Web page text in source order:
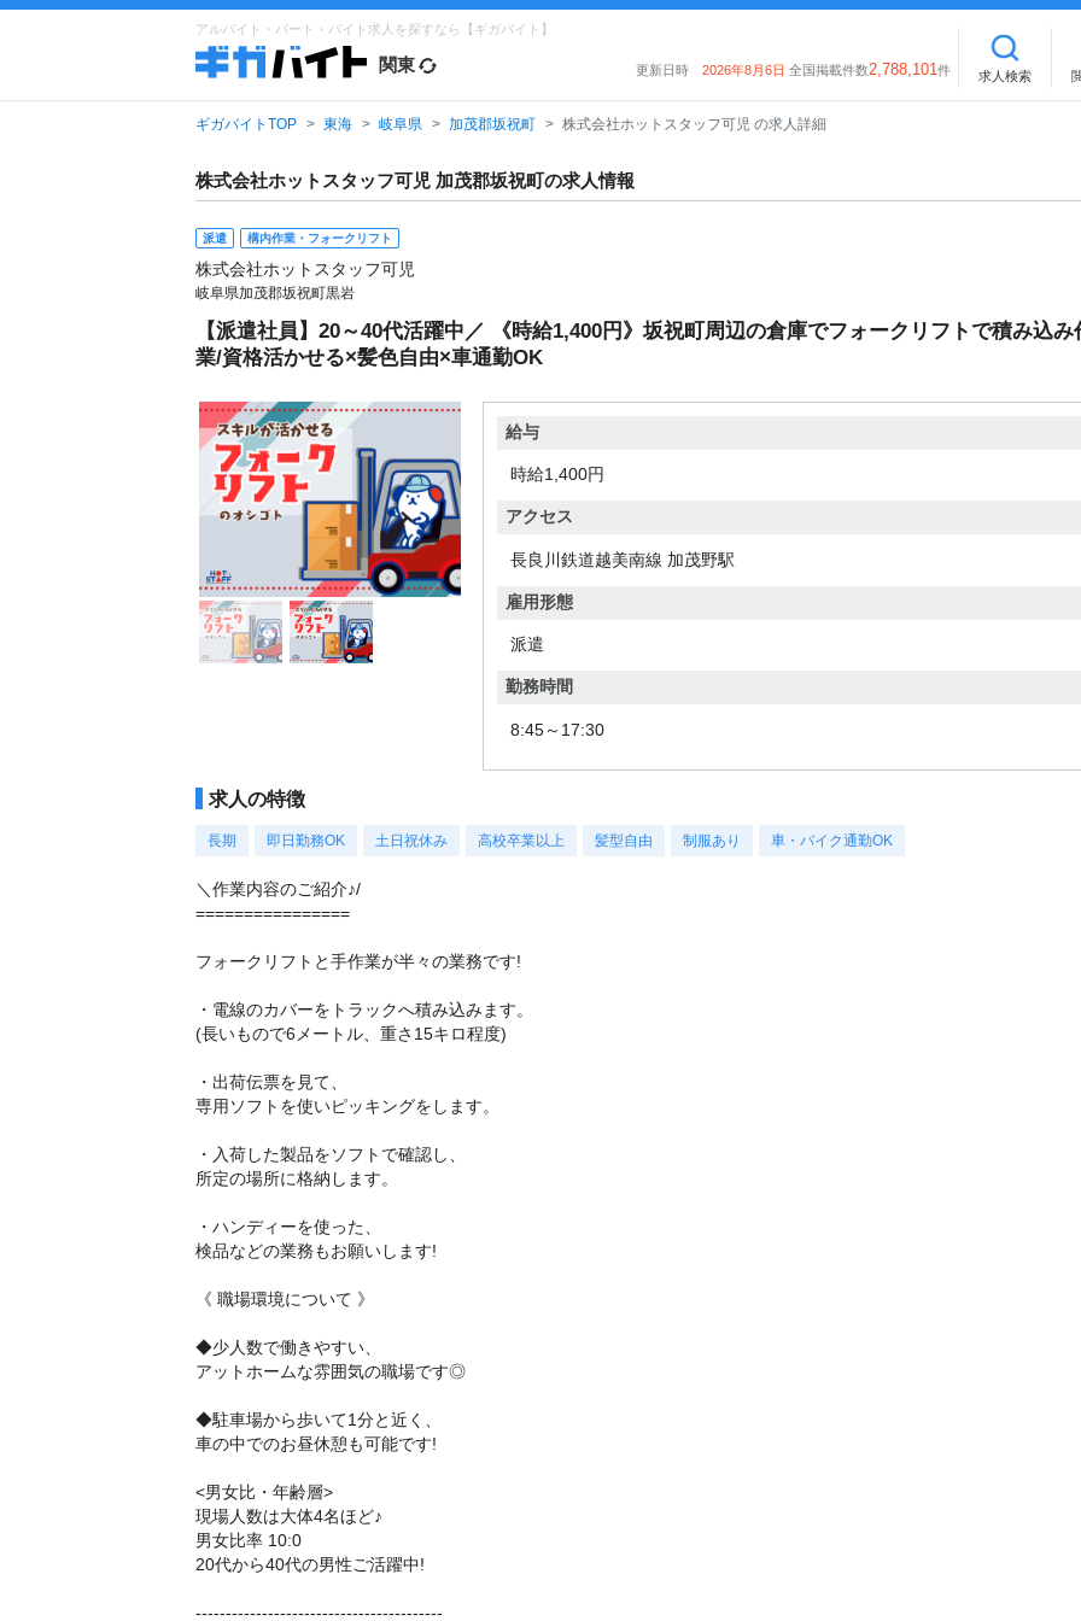
アルバイト・パート・バイト求人を探すなら【ギガバイト】
関東 更新日時 2026年8月6日 全国掲載件数2,788,101件 求人検索
ギガバイトTOP 東海 岐阜県 加茂郡坂祝町 株式会社ホットスタッフ可児 の求人詳細
株式会社ホットスタッフ可児 加茂郡坂祝町の求人情報
派遣 構内作業・フォークリフト
株式会社ホットスタッフ可児
岐阜県加茂郡坂祝町黒岩
【派遣社員】20～40代活躍中／ 《時給1,400円》坂祝町周辺の倉庫でフォークリフトで積み込み
業/資格活かせる×髪色自由×車通勤OK
給与
時給1,400円
アクセス
長良川鉄道越美南線 加茂野駅
雇用形態
派遣
勤務時間
8:45～17:30
求人の特徴
長期 即日勤務OK 土日祝休み 高校卒業以上 髪型自由 制服あり 車・バイク通勤OK
＼作業内容のご紹介♪/
================
フォークリフトと手作業が半々の業務です!
・電線のカバーをトラックへ積み込みます。
(長いもので6メートル、重さ15キロ程度)
・出荷伝票を見て、
専用ソフトを使いピッキングをします。
・入荷した製品をソフトで確認し、
所定の場所に格納します。
・ハンディーを使った、
検品などの業務もお願いします!
《 職場環境について 》
◆少人数で働きやすい、
アットホームな雰囲気の職場です◎
◆駐車場から歩いて1分と近く、
車の中でのお昼休憩も可能です!
<男女比・年齢層>
現場人数は大体4名ほど♪
男女比率 10:0
20代から40代の男性ご活躍中!
-----------------------------------------